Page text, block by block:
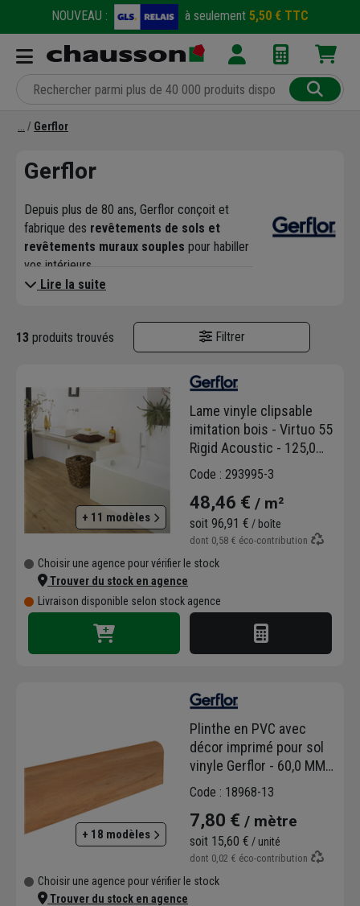
NOUVEAU : à seulement 5,50 € TTC
Gerflor
Gerflor
Depuis plus de 80 ans, Gerflor conçoit et
fabrique des revêtements de sols et
revêtements muraux souples pour habiller
vos intérieurs.
Innovants, décoratifs et éco-responsables,
en neuf ou en rénovation, dans les
bâtiments tertiaires, éducatifs, hospitaliers,
Ces solutions esthétiques aux multiples
applications sauront vous séduire par leur
simplicité et rapidité de pose
. Effet béton,
marbré ou minéral : laissez libre cours à vos
envies à l'aide des
nombreuses gammesde
coloris, finitions et formats disponibles.
Gerflor s'engage pour l'environnement en
vous proposant desproduits respectueux
de la planète , aux matières recyclées et
Lire la suite
13 produits trouvés Filtrer
+ 11 modèles
Lame vinyle clipsable
imitation bois - Virtuo 55
Rigid Acoustic - 125,0
CM x 22,9 CM - ép. 5,70
Code : 293995-3
48,46 € / m²
soit 96,91 € / boîte
dont 0,58 € éco-contribution
Choisir une agence pour vérifier le stock
Trouver du stock en agence
Livraison disponible selon stock agence
+ 18 modèles
Plinthe en PVC avec
décor imprimé pour sol
vinyle Gerflor - 60,0 MM x
2,00 M - Coloris S008 -
Sakia
Code : 18968-13
7,80 € / mètre
soit 15,60 € / unité
dont 0,02 € éco-contribution
Choisir une agence pour vérifier le stock
Trouver du stock en agence